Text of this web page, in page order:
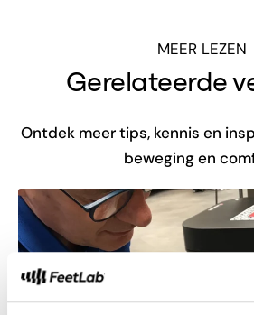
MEER LEZEN
Gerelateerde
Ontdek meer tips, kennis en
beweging en